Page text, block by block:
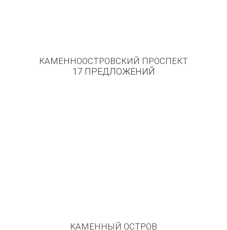
225млн. руб.
КАМЕННООСТРОВСКИЙ ПРОСПЕКТ
17 ПРЕДЛОЖЕНИЙ
КАМЕННЫЙ ОСТРОВ